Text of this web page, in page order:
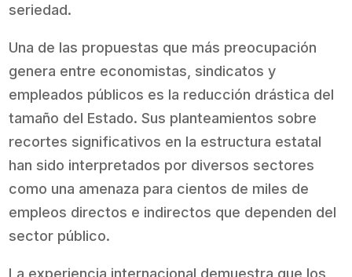
seriedad.
Una de las propuestas que más preocupación
genera entre economistas, sindicatos y
empleados públicos es la reducción drástica del
tamaño del Estado. Sus planteamientos sobre
recortes significativos en la estructura estatal
han sido interpretados por diversos sectores
como una amenaza para cientos de miles de
empleos directos e indirectos que dependen del
sector público.
La experiencia internacional demuestra que los